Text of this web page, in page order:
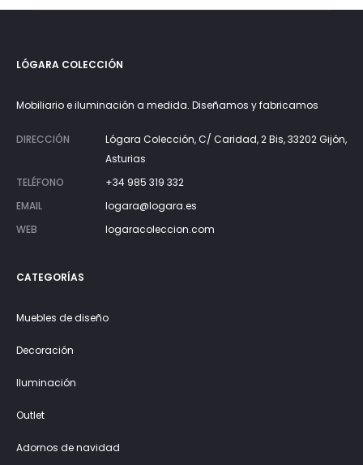
LÓGARA COLECCIÓN
Mobiliario e iluminación a medida. Diseñamos y fabricamos
DIRECCIÓN
Lógara Colección, C/ Caridad, 2 Bis, 33202 Gijón,
Asturias
TELÉFONO
+34 985 319 332
EMAIL
logara@logara.es
WEB
logaracoleccion.com
CATEGORÍAS
Muebles de diseño
Decoración
Iluminación
Outlet
Adornos de navidad